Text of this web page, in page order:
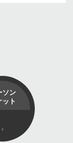
ソン
ット